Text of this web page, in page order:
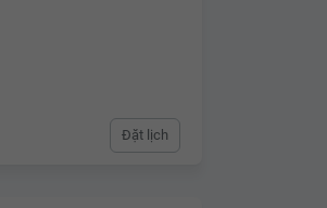
Đặt lịch